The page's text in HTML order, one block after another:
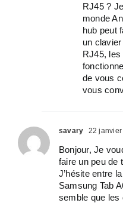
RJ45 ?
monde
hub peut
un
RJ45,
de vous
vous
savary 22
Bonjour, Je
faire un peu de
J’hésite entre
Samsung Tab
semble que les